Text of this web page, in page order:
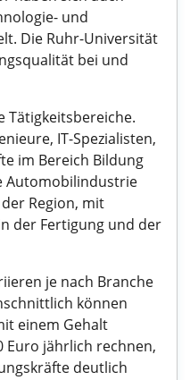
und
Die Ruhr-Universität
bei und
Tätigkeitsbereiche.
IT-Spezialisten,
im Bereich Bildung
Automobilindustrie
Region, mit
der Fertigung und der
je nach Branche
können
einem Gehalt
Euro jährlich rechnen,
deutlich